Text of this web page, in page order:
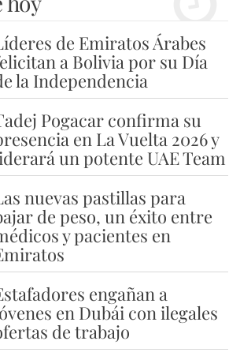
de Emiratos Árabes
a Bolivia por su Día
la Independencia
Pogacar confirma su
en La Vuelta 2026 y
un potente UAE Team
nuevas pastillas para
de peso, un éxito entre
y pacientes en
engañan a
en Dubái con ilegales
de trabajo